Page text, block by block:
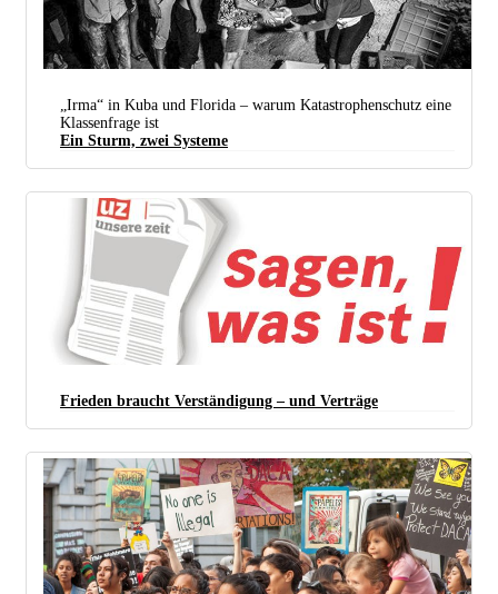
Bei Gibara, Im Osten Kubas: Normalerweise Eine Militärische Befestigung, Nun Werden Hier
Sturmflüchtlinge Versorgt. (foto: Acn, Juan Pablo Carreras)
„Irma“ in Kuba und Florida – warum Katastrophenschutz eine
Klassenfrage ist
Ein Sturm, zwei Systeme
Frieden braucht Verständigung – und Verträge